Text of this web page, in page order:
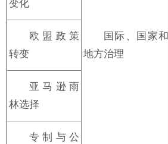
国际、国家和
地方治理
变化
欧盟政策
转变
亚马逊雨
林选择
专制与公